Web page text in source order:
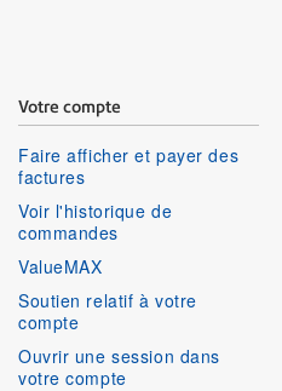
Votre compte
Faire afficher et payer des
factures
Voir l'historique de
commandes
ValueMAX
Soutien relatif à votre
compte
Ouvrir une session dans
votre compte